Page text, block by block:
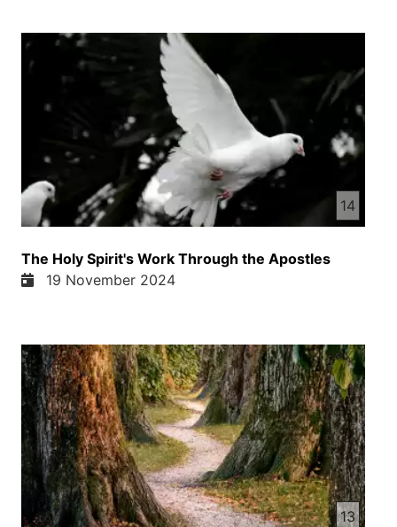
14
The Holy Spirit's Work Through the Apostles
19 November 2024
13